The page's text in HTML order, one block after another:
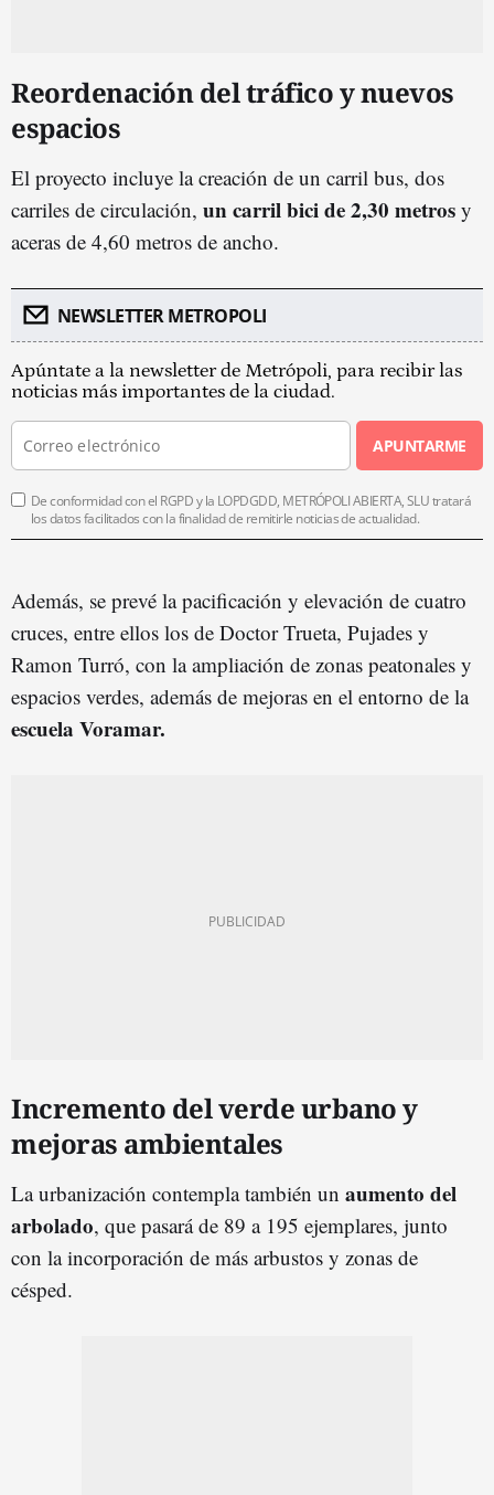
Reordenación del tráfico y nuevos
espacios
El proyecto incluye la creación de un carril bus, dos
carriles de circulación, un carril bici de 2,30 metros y
aceras de 4,60 metros de ancho.
NEWSLETTER METROPOLI
Apúntate a la newsletter de Metrópoli, para recibir las
noticias más importantes de la ciudad.
APUNTARME
De conformidad con el RGPD y la LOPDGDD, METRÓPOLI ABIERTA, SLU tratará
los datos facilitados con la finalidad de remitirle noticias de actualidad.
Además, se prevé la pacificación y elevación de cuatro
cruces, entre ellos los de Doctor Trueta, Pujades y
Ramon Turró, con la ampliación de zonas peatonales y
espacios verdes, además de mejoras en el entorno de la
escuela Voramar.
Incremento del verde urbano y
mejoras ambientales
La urbanización contempla también un aumento del
arbolado, que pasará de 89 a 195 ejemplares, junto
con la incorporación de más arbustos y zonas de
césped.